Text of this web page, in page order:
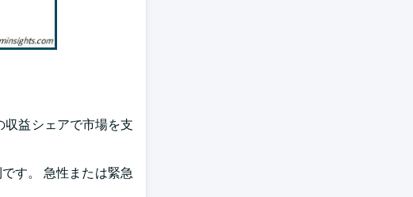
収益シェアで市場を支
す。 急性または緊急